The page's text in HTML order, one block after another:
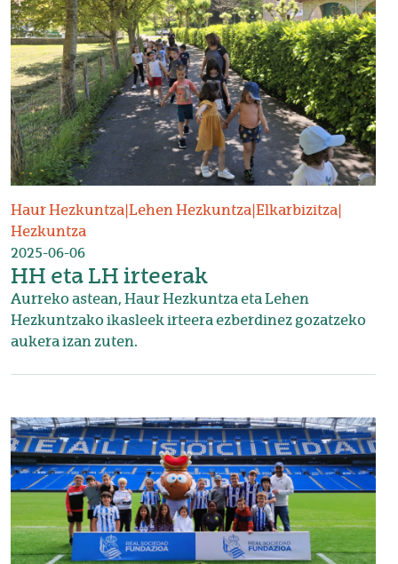
Haur Hezkuntza|Lehen Hezkuntza|Elkarbizitza|
Hezkuntza
2025-06-06
HH eta LH irteerak
Aurreko astean, Haur Hezkuntza eta Lehen
Hezkuntzako ikasleek irteera ezberdinez gozatzeko
aukera izan zuten.
Irudia